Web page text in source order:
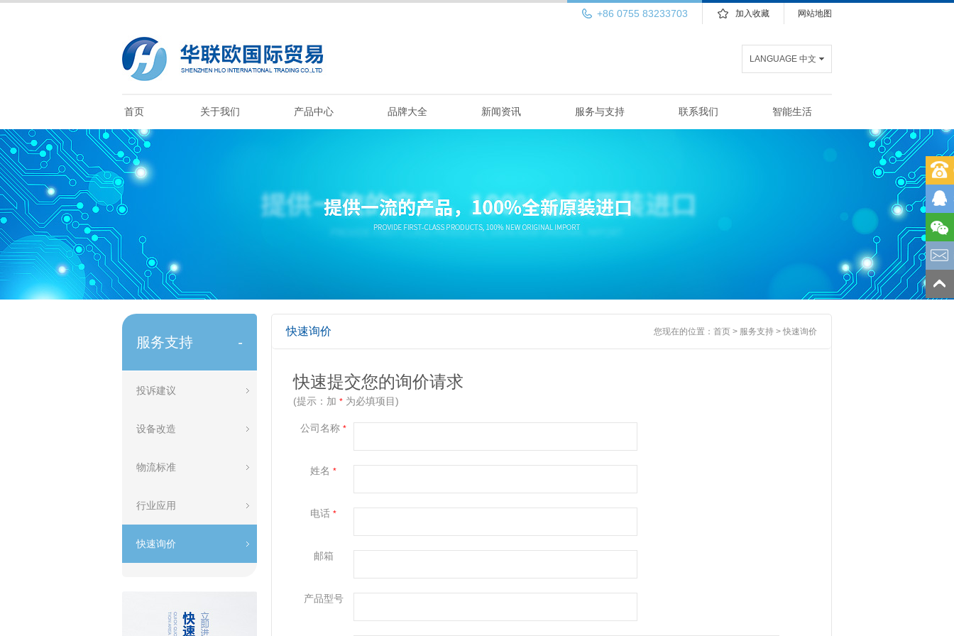
网站地图
加入收藏
+86 0755 83233703
LANGUAGE 中文
首页 关于我们 产品中心 品牌大全 新闻资讯 服务与支持 联系我们 智能生活
服务支持 -
投诉建议
设备改造
物流标准
行业应用
快速询价
快速询价 您现在的位置： 首页 > 服务支持 > 快速询价
快速提交您的询价请求
(提示：加 * 为必填项目)
公司名称 *
姓名 *
电话 *
邮箱
产品型号